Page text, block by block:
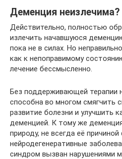
Деменция неизлечима?
Действительно, полностью
излечить начавшуюся
пока не в силах. Но
как к непоправимому
лечение бессмысленно.
Без поддерживающей терапии
способна во многом смягчить
развитие болезни и улучшить
деменцией. К тому же
природу, не всегда её
нейродегенеративные
синдром вызван нарушениями